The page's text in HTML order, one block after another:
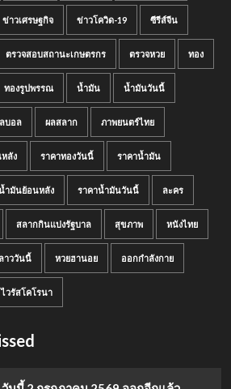
ข่าวเศรษฐกิจ ข่าวโควิด-19 ซีรีส์จีน
ตรวจสอบสถานะเกษตรกร ตรวจหวย ทอง
ทองรูปพรรณ น้ำมัน น้ำมันวันนี้
บอล ผลสลาก ภาพยนตร์ไทย
ลัง ราคาทองวันนี้ ราคาน้ำมัน
ำมันย้อนหลัง ราคาน้ำมันวันนี้ ละคร
สลากกินแบ่งรัฐบาล สุขภาพ หนังไทย
าววันนี้ หวยฮานอย ออกกำลังกาย
ไวรัสโคโรนา